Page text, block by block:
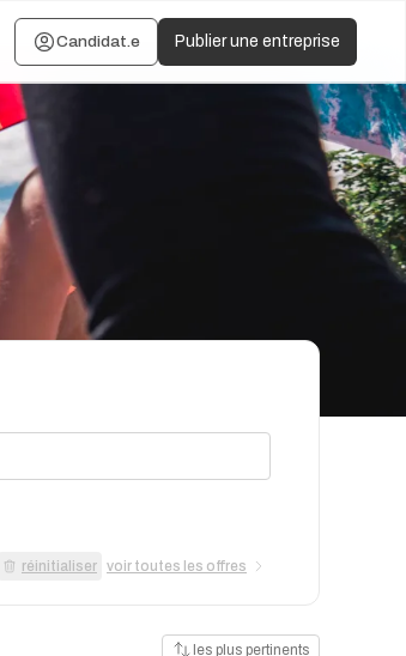
Candidat.e Publier une entreprise
réinitialiser voir toutes les offres
les plus pertinents